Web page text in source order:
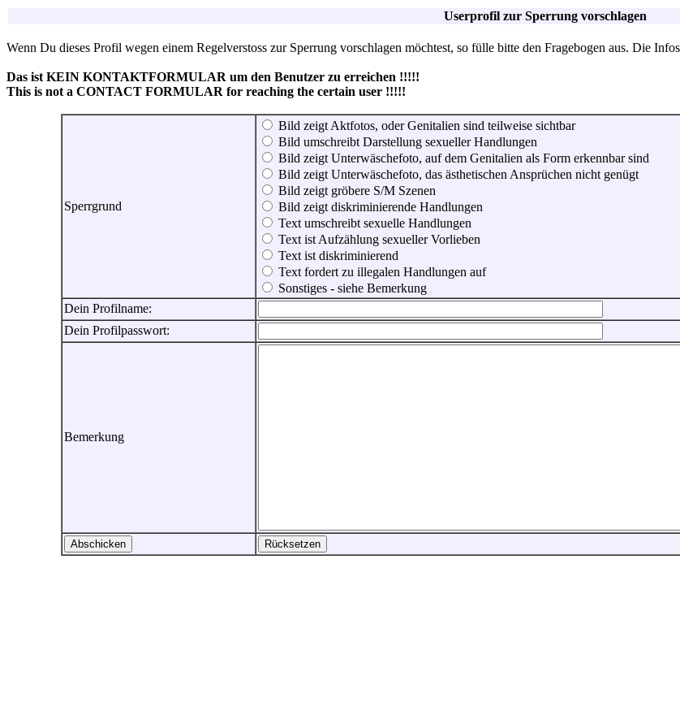
Userprofil zur Sperrung vorschlagen
Wenn Du dieses Profil wegen einem Regelverstoss zur Sperrung vorschlagen möchtest, so fülle bitte den Fragebogen aus. Die
Das ist KEIN KONTAKTFORMULAR um den Benutzer zu erreichen !!!!!
This is not a CONTACT FORMULAR for reaching the certain user !!!!!
Sperrgrund
Bild zeigt Aktfotos, oder Genitalien sind teilweise sichtbar
Bild umschreibt Darstellung sexueller Handlungen
Bild zeigt Unterwäschefoto, auf dem Genitalien als Form erkennbar sind
Bild zeigt Unterwäschefoto, das ästhetischen Ansprüchen nicht genügt
Bild zeigt gröbere S/M Szenen
Bild zeigt diskriminierende Handlungen
Text umschreibt sexuelle Handlungen
Text ist Aufzählung sexueller Vorlieben
Text ist diskriminierend
Text fordert zu illegalen Handlungen auf
Sonstiges - siehe Bemerkung
Dein Profilname:
Dein Profilpasswort:
Bemerkung